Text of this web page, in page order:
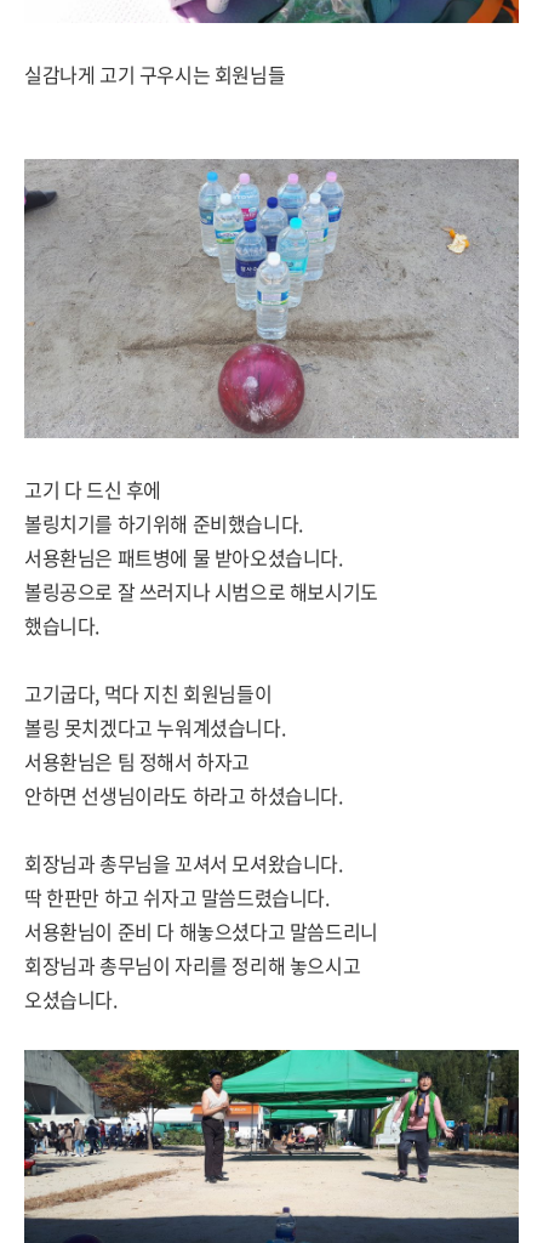
실감나게 고기 구우시는 회원님들
고기 다 드신 후에
볼링치기를 하기위해 준비했습니다.
서용환님은 패트병에 물 받아오셨습니다.
볼링공으로 잘 쓰러지나 시범으로 해보시기도
했습니다.
고기굽다, 먹다 지친 회원님들이
볼링 못치겠다고 누워계셨습니다.
서용환님은 팀 정해서 하자고
안하면 선생님이라도 하라고 하셨습니다.
회장님과 총무님을 꼬셔서 모셔왔습니다.
딱 한판만 하고 쉬자고 말씀드렸습니다.
서용환님이 준비 다 해놓으셨다고 말씀드리니
회장님과 총무님이 자리를 정리해 놓으시고
오셨습니다.